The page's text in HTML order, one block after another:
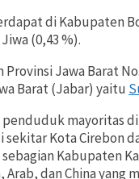
di Kabupaten
(0,43 %).
Jawa Barat
Barat (Jabar) yaitu
mayoritas
sekitar Kota Cirebon
Kabupaten
Arab, dan China